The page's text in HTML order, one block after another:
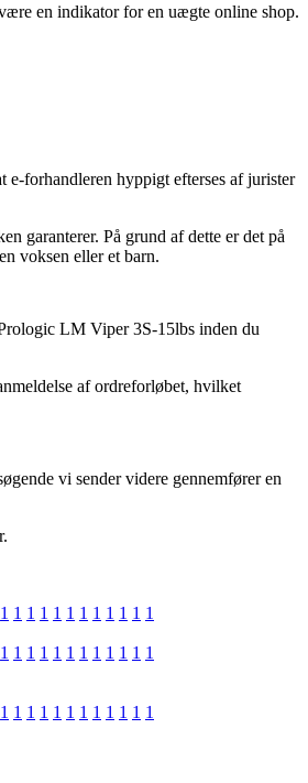
en indikator for en uægte online shop.
forhandleren hyppigt efterses af jurister
garanterer. På grund af dette er det på
voksen eller et barn.
LM Viper 3S-15lbs inden du
af ordreforløbet, hvilket
vi sender videre gennemfører en
1 1 1 1 1 1 1 1 1 1 1 1
1 1 1 1 1 1 1 1 1 1 1 1
1 1 1 1 1 1 1 1 1 1 1 1